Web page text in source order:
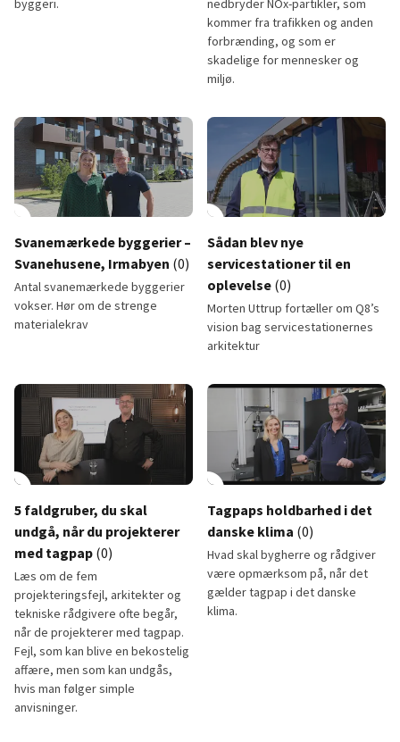
kommer fra trafikken og anden
forbrænding, og som er
skadelige for mennesker og
miljø.
Svanemærkede byggerier –
Svanehusene, Irmabyen (0)
Antal svanemærkede byggerier
vokser. Hør om de strenge
materialekrav
Svanemærkede byggerier – Svanehusene, Irmabyen
play_circleSådan blev nye
servicestationer til en
oplevelse (0)
Morten Uttrup fortæller om Q8’s
vision bag servicestationernes
arkitektur
Sådan blev nye
5 faldgruber, du skal
undgå, når du projekterer
med tagpap (0)
Læs om de fem
projekteringsfejl, arkitekter og
tekniske rådgivere ofte begår,
når de projekterer med tagpap.
Fejl, som kan blive en bekostelig
affære, men som kan undgås,
hvis man følger simple
anvisninger.
play_circleTagpaps holdbarhed i det
danske klima (0)
Hvad skal bygherre og rådgiver
være opmærksom på, når det
gælder tagpap i det danske
klima.